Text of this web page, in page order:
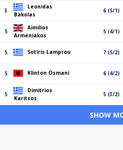
3
Leonidas
Bakolas
6 (5/1)
5
Aimilios
Armeniakos
5 (4/1)
5 Sotiris Lamprou 7 (5/2)
5 Klinton Osmani 6 (4/2)
5
Dimitrios
Karitsos
5 (3/2)
SHOW